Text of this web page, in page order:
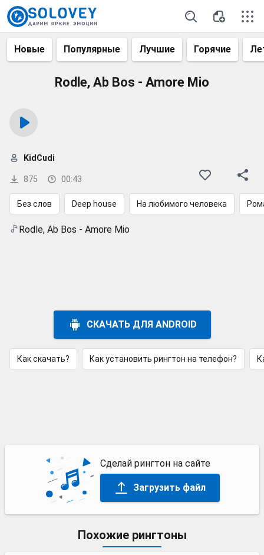
Новые Популярные Лучшие Горячие
Rodle, Ab Bos - Amore Mio
875 00:43
KidCudi
Без слов Deep house На любимого человека
Rodle, Ab Bos - Amore Mio
СКАЧАТЬ ДЛЯ ANDROID
Как скачать? Как установить рингтон на телефон?
Сделай рингтон на сайте
Загрузить файл
Похожие рингтоны